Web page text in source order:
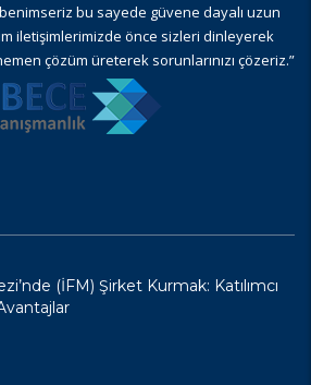
benimseriz bu sayede güvene dayalı uzun
iletişimlerimizde önce sizleri dinleyerek
çözüm üreterek sorunlarınızı çözeriz.”
(İFM) Şirket Kurmak: Katılımcı